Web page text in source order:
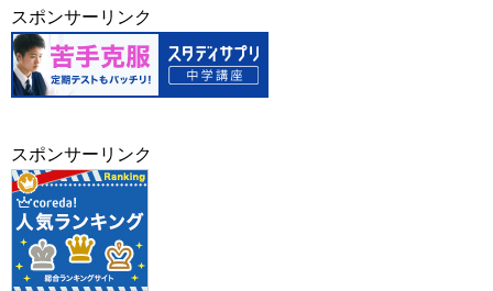
スポンサーリンク
スポンサーリンク